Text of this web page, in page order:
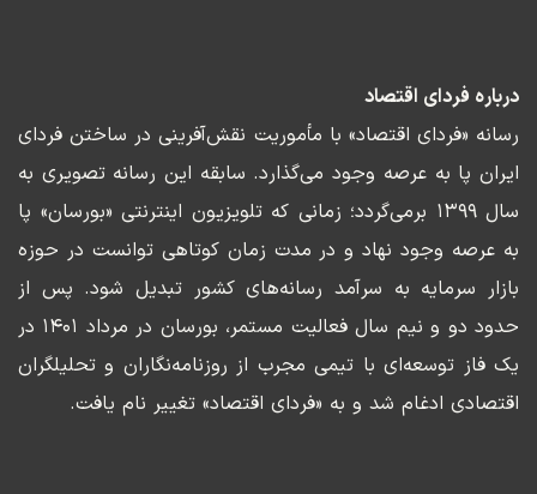
درباره فردای اقتصاد
رسانه «فردای اقتصاد» با مأموریت نقش‌آفرینی در ساختن فردای
ایران پا به عرصه وجود می‌گذارد. سابقه این رسانه تصویری به
سال ۱۳۹۹ برمی‌گردد؛ زمانی که تلویزیون اینترنتی «بورسان» پا
به عرصه وجود نهاد و در مدت زمان کوتاهی توانست در حوزه
بازار سرمایه به سرآمد رسانه‌های کشور تبدیل شود. پس از
حدود دو و نیم سال فعالیت مستمر، بورسان در مرداد ۱۴۰۱ در
یک فاز توسعه‌ای با تیمی مجرب از روزنامه‌نگاران و تحلیلگران
اقتصادی ادغام شد و به «فردای اقتصاد» تغییر نام یافت.